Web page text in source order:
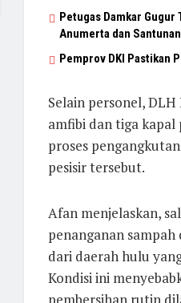
Petugas Damkar Gugur
Anumerta dan
Pemprov DKI Pastikan
Selain personel,
amfibi dan tiga
proses
pesisir tersebut.
Afan menjelaskan,
penanganan
dari daerah hulu
Kondisi ini
pembersihan rutin